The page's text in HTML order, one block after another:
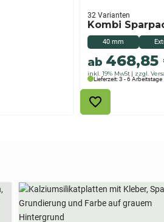
40 mm
Kombi
ab 468,85
inkl. 19% MwSt zzgl.
32 Varianten
Lieferzeit: 3 - 6 Arbeitstage